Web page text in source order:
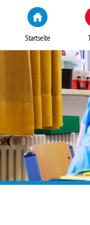
Startseite